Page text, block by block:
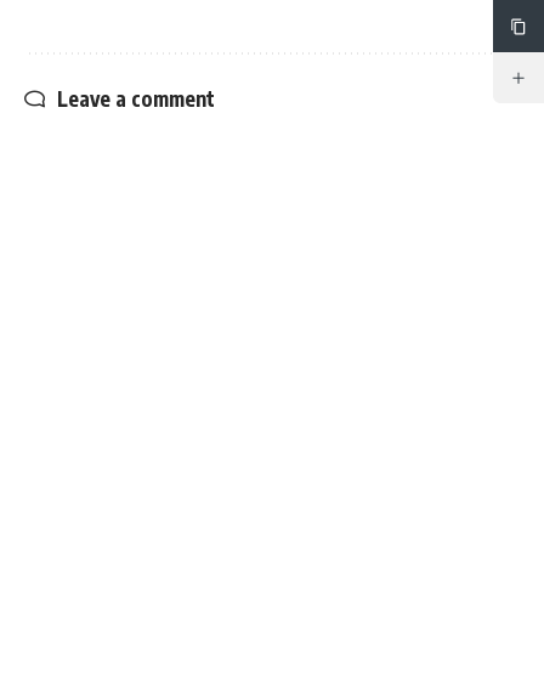
Leave a comment